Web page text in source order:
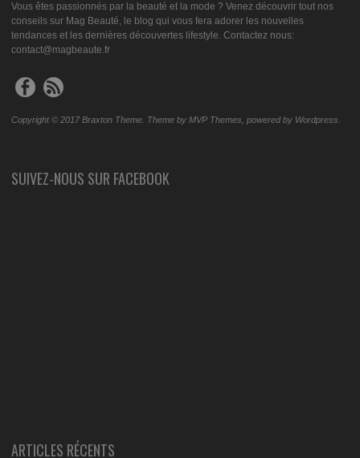
Vous êtes passionnés par la beauté et la mode ? Venez découvrir tout nos
conseils sur Mag Beauté, le blog qui vous fera adorer les nouvelles
tendances et les dernières découvertes lifestyle. Contactez nous:
contact@magbeaute.fr
Copyright © 2017 Braxton Theme. Theme by MVP Themes, powered by Wordpress.
SUIVEZ-NOUS SUR FACEBOOK
ARTICLES RÉCENTS